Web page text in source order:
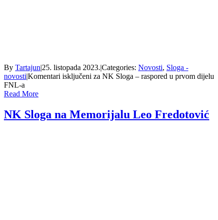
By Tartajun|25. listopada 2023.|Categories: Novosti, Sloga -
novosti|Komentari isključeni za NK Sloga – raspored u prvom dijelu
FNL-a
Read More
NK Sloga na Memorijalu Leo Fredotović